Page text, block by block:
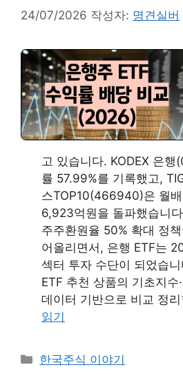
24/07/2026 작성자: 명견실버
고 있습니다. KODEX 은행
률 57.99%를 기록했고,
스TOP10(466940)은 월
6,923억원을 돌파했습니
주주환원율 50% 확대 정
어올리면서, 은행 ETF는
섹터 투자 수단이 되었습
ETF 추천 상품의 기초지수
데이터 기반으로 비교 정
읽기
카
한국주식 이야기